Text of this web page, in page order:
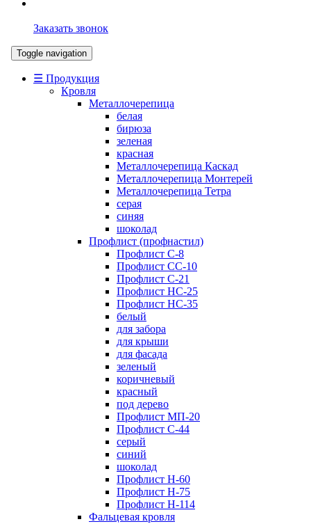
Заказать звонок
Toggle navigation
☰ Продукция
Кровля
Металлочерепица
белая
бирюза
зеленая
красная
Металлочерепица Каскад
Металлочерепица Монтерей
Металлочерепица Тетра
серая
синяя
шоколад
Профлист (профнастил)
Профлист С-8
Профлист СС-10
Профлист C-21
Профлист НС-25
Профлист НС-35
белый
для забора
для крыши
для фасада
зеленый
коричневый
красный
под дерево
Профлист МП-20
Профлист С-44
серый
синий
шоколад
Профлист Н-60
Профлист Н-75
Профлист H-114
Фальцевая кровля